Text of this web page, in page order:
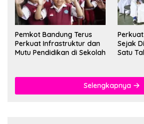
Pemkot Bandung Terus
Perkuat Infrastruktur dan
Mutu Pendidikan di Sekolah
Sejak
Satu
Selengkapnya